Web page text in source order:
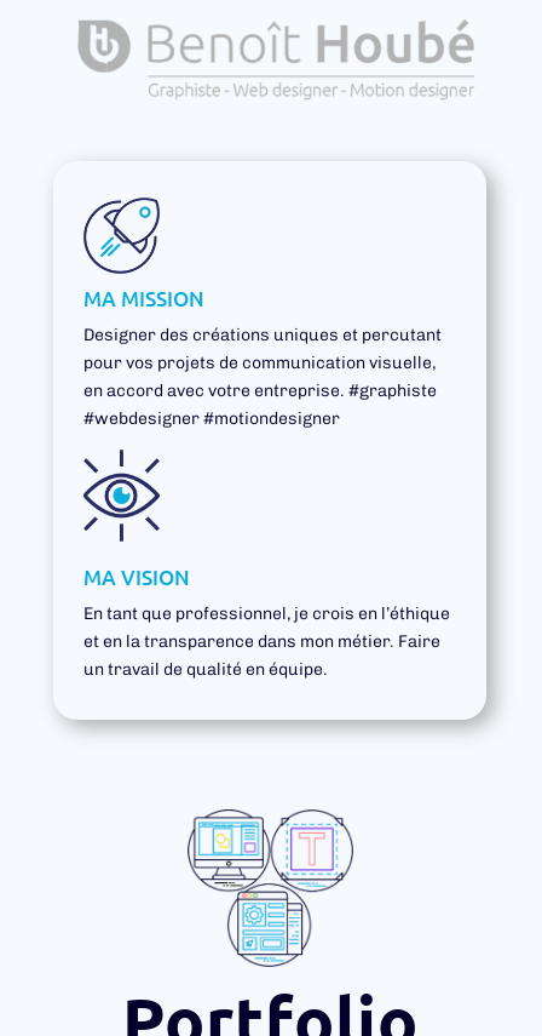
MA MISSION
Designer des créations uniques et percutant
pour vos projets de communication visuelle,
en accord avec votre entreprise. #graphiste
#webdesigner #motiondesigner
MA VISION
En tant que professionnel, je crois en l’éthique
et en la transparence dans mon métier. Faire
un travail de qualité en équipe.